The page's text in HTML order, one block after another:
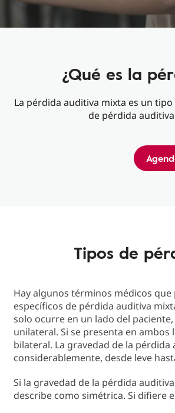
¿Qué es la
La pérdida auditiva mixta es un
de pérdida
Tipos de
Hay algunos términos médicos
específicos de pérdida auditiva
solo ocurre en un lado del
unilateral. Si se presenta en
bilateral. La gravedad de la
considerablemente, desde leve
Si la gravedad de la pérdida
describe como simétrica. Si difiere